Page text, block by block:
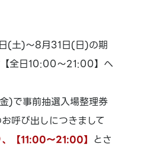
(土)～8月31日(日)の期
【全日10:00～21:00】へ
)で事前抽選入場整理券
呼び出しにつきまして
【11:00～21:00】 とさ